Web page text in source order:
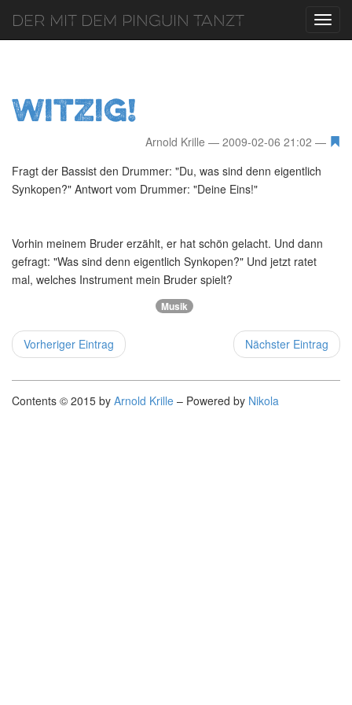
Der mit dem Pinguin tanzt
Witzig!
Arnold Krille
2009-02-06 21:02
Fragt der Bassist den Drummer: "Du, was sind denn eigentlich
Synkopen?" Antwort vom Drummer: "Deine Eins!"
Vorhin meinem Bruder erzählt, er hat schön gelacht. Und dann
gefragt: "Was sind denn eigentlich Synkopen?" Und jetzt ratet
mal, welches Instrument mein Bruder spielt?
Musik
Vorheriger Eintrag Nächster Eintrag
Contents © 2015 by Arnold Krille – Powered by Nikola